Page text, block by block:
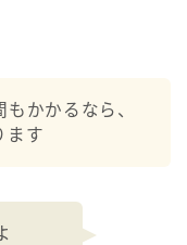
かかるなら、
ます